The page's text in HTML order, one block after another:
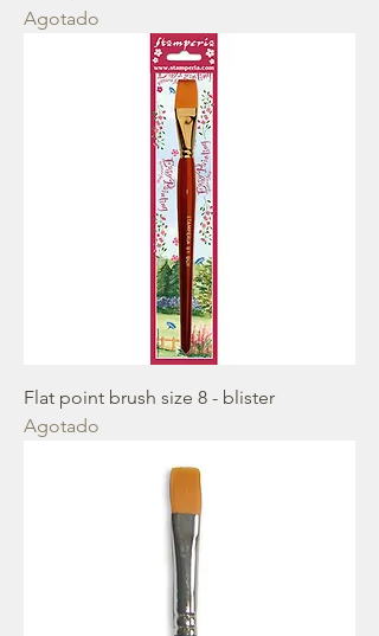
Agotado
Flat point brush size 8 - blister
Agotado